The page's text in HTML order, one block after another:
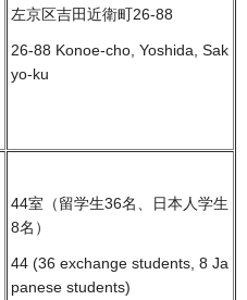
左京区吉田近衛町26-88
26-88 Konoe-cho, Yoshida, Sak
yo-ku
44室（留学生36名、日本人学生
8名）
44 (36 exchange students, 8 Ja
panese students)